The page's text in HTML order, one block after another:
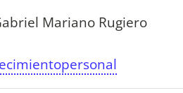
Mariano Rugiero